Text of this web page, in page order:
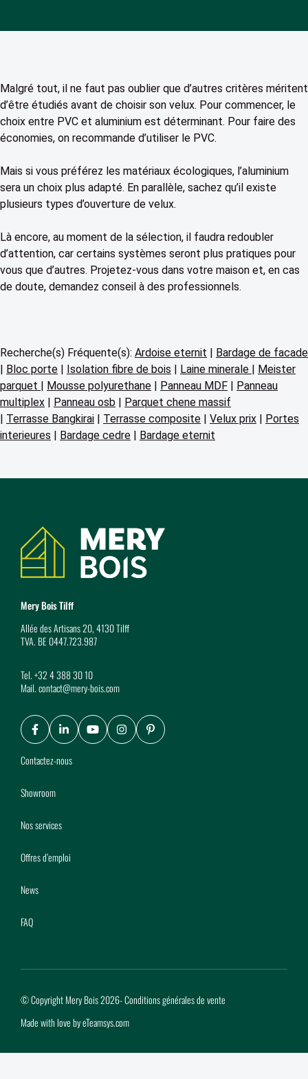
Malgré tout, il ne faut pas oublier que d’autres critères méritent
d’être étudiés avant de choisir son velux. Pour commencer, le
choix entre PVC et aluminium est déterminant. Pour faire des
économies, on recommande d’utiliser le PVC.
Mais si vous préférez les matériaux écologiques, l’aluminium
sera un choix plus adapté. En parallèle, sachez qu’il existe
plusieurs types d’ouverture de velux.
Là encore, au moment de la sélection, il faudra redoubler
d’attention, car certains systèmes seront plus pratiques pour
vous que d’autres. Projetez-vous dans votre maison et, en cas
de doute, demandez conseil à des professionnels.
Recherche(s) Fréquente(s): Ardoise eternit | Bardage de facade
| Bloc porte | Isolation fibre de bois | Laine minerale | Meister
parquet | Mousse polyurethane | Panneau MDF | Panneau
multiplex | Panneau osb | Parquet chene massif
| Terrasse Bangkirai | Terrasse composite | Velux prix | Portes
interieures | Bardage cedre | Bardage eternit
Coordonnées
Mery Bois Tilff
Allée des Artisans 20, 4130 Tilff
TVA. BE 0447.723.987
Tel.+32 4 388 30 10
Mail.contact@mery-bois.com
Facebook
LinkedIn
YoutubeInstagram
Pinterest
Contactez-nous
Showroom
Nos services
Offres d’emploi
News
FAQ
© Copyright Mery Bois 2026-Conditions générales de vente
Made with love byeTeamsys.com